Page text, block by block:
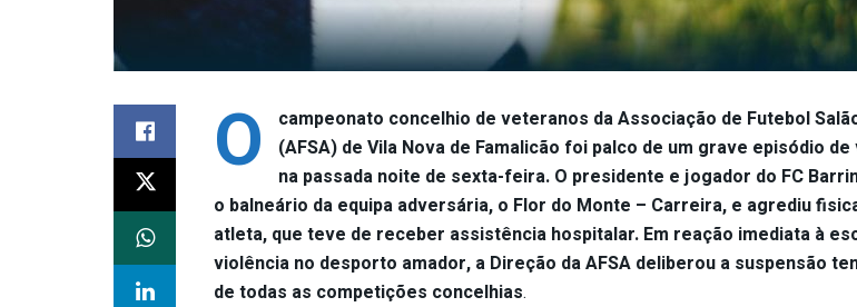
O
campeonato concelhio de veteranos da Associação de Futebol
(AFSA) de Vila Nova de Famalicão foi palco de um grave episódio
na passada noite de sexta-feira. O presidente e jogador do FC
o balneário da equipa adversária, o Flor do Monte – Carreira, e agrediu
atleta, que teve de receber assistência hospitalar. Em reação imediata à
violência no desporto amador, a Direção da AFSA deliberou a suspensão
de todas as competições concelhias.